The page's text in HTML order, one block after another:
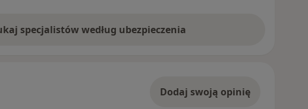
specjalistów według ubezpieczenia
Dodaj swoją opinię